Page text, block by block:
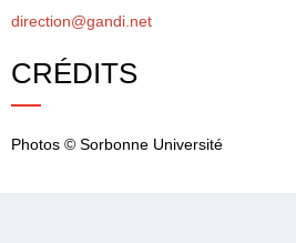
direction@gandi.net
CRÉDITS
Photos © Sorbonne Université